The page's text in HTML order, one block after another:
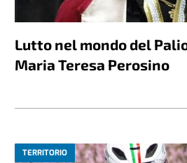
Lutto nel mondo del
Maria Teresa Perosino
TERRITORIO